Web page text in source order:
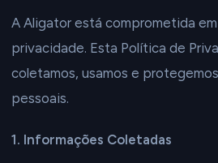
A Aligator está comprometida
privacidade. Esta Política de
coletamos, usamos e
pessoais.
1. Informações Coletadas